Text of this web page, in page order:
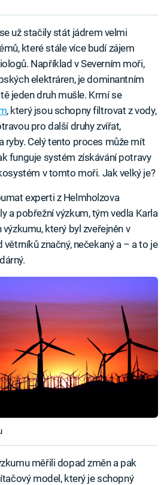
už stačily stát jádrem velmi
které stále více budí zájem
Například v Severním moři,
elektráren, je dominantním
jeden druh mušle. Krmí se
, který jsou schopny filtrovat z vody,
pro další druhy zvířat,
ryby. Celý tento proces může mít
funguje systém získávání potravy
v tomto moři. Jak velký je?
experti z Helmholzova
a pobřežní výzkum, tým vedla Karla
který byl zveřejněn v
větrníků značný, nečekaný a – a to je
měřili dopad změn a pak
model, který je schopný